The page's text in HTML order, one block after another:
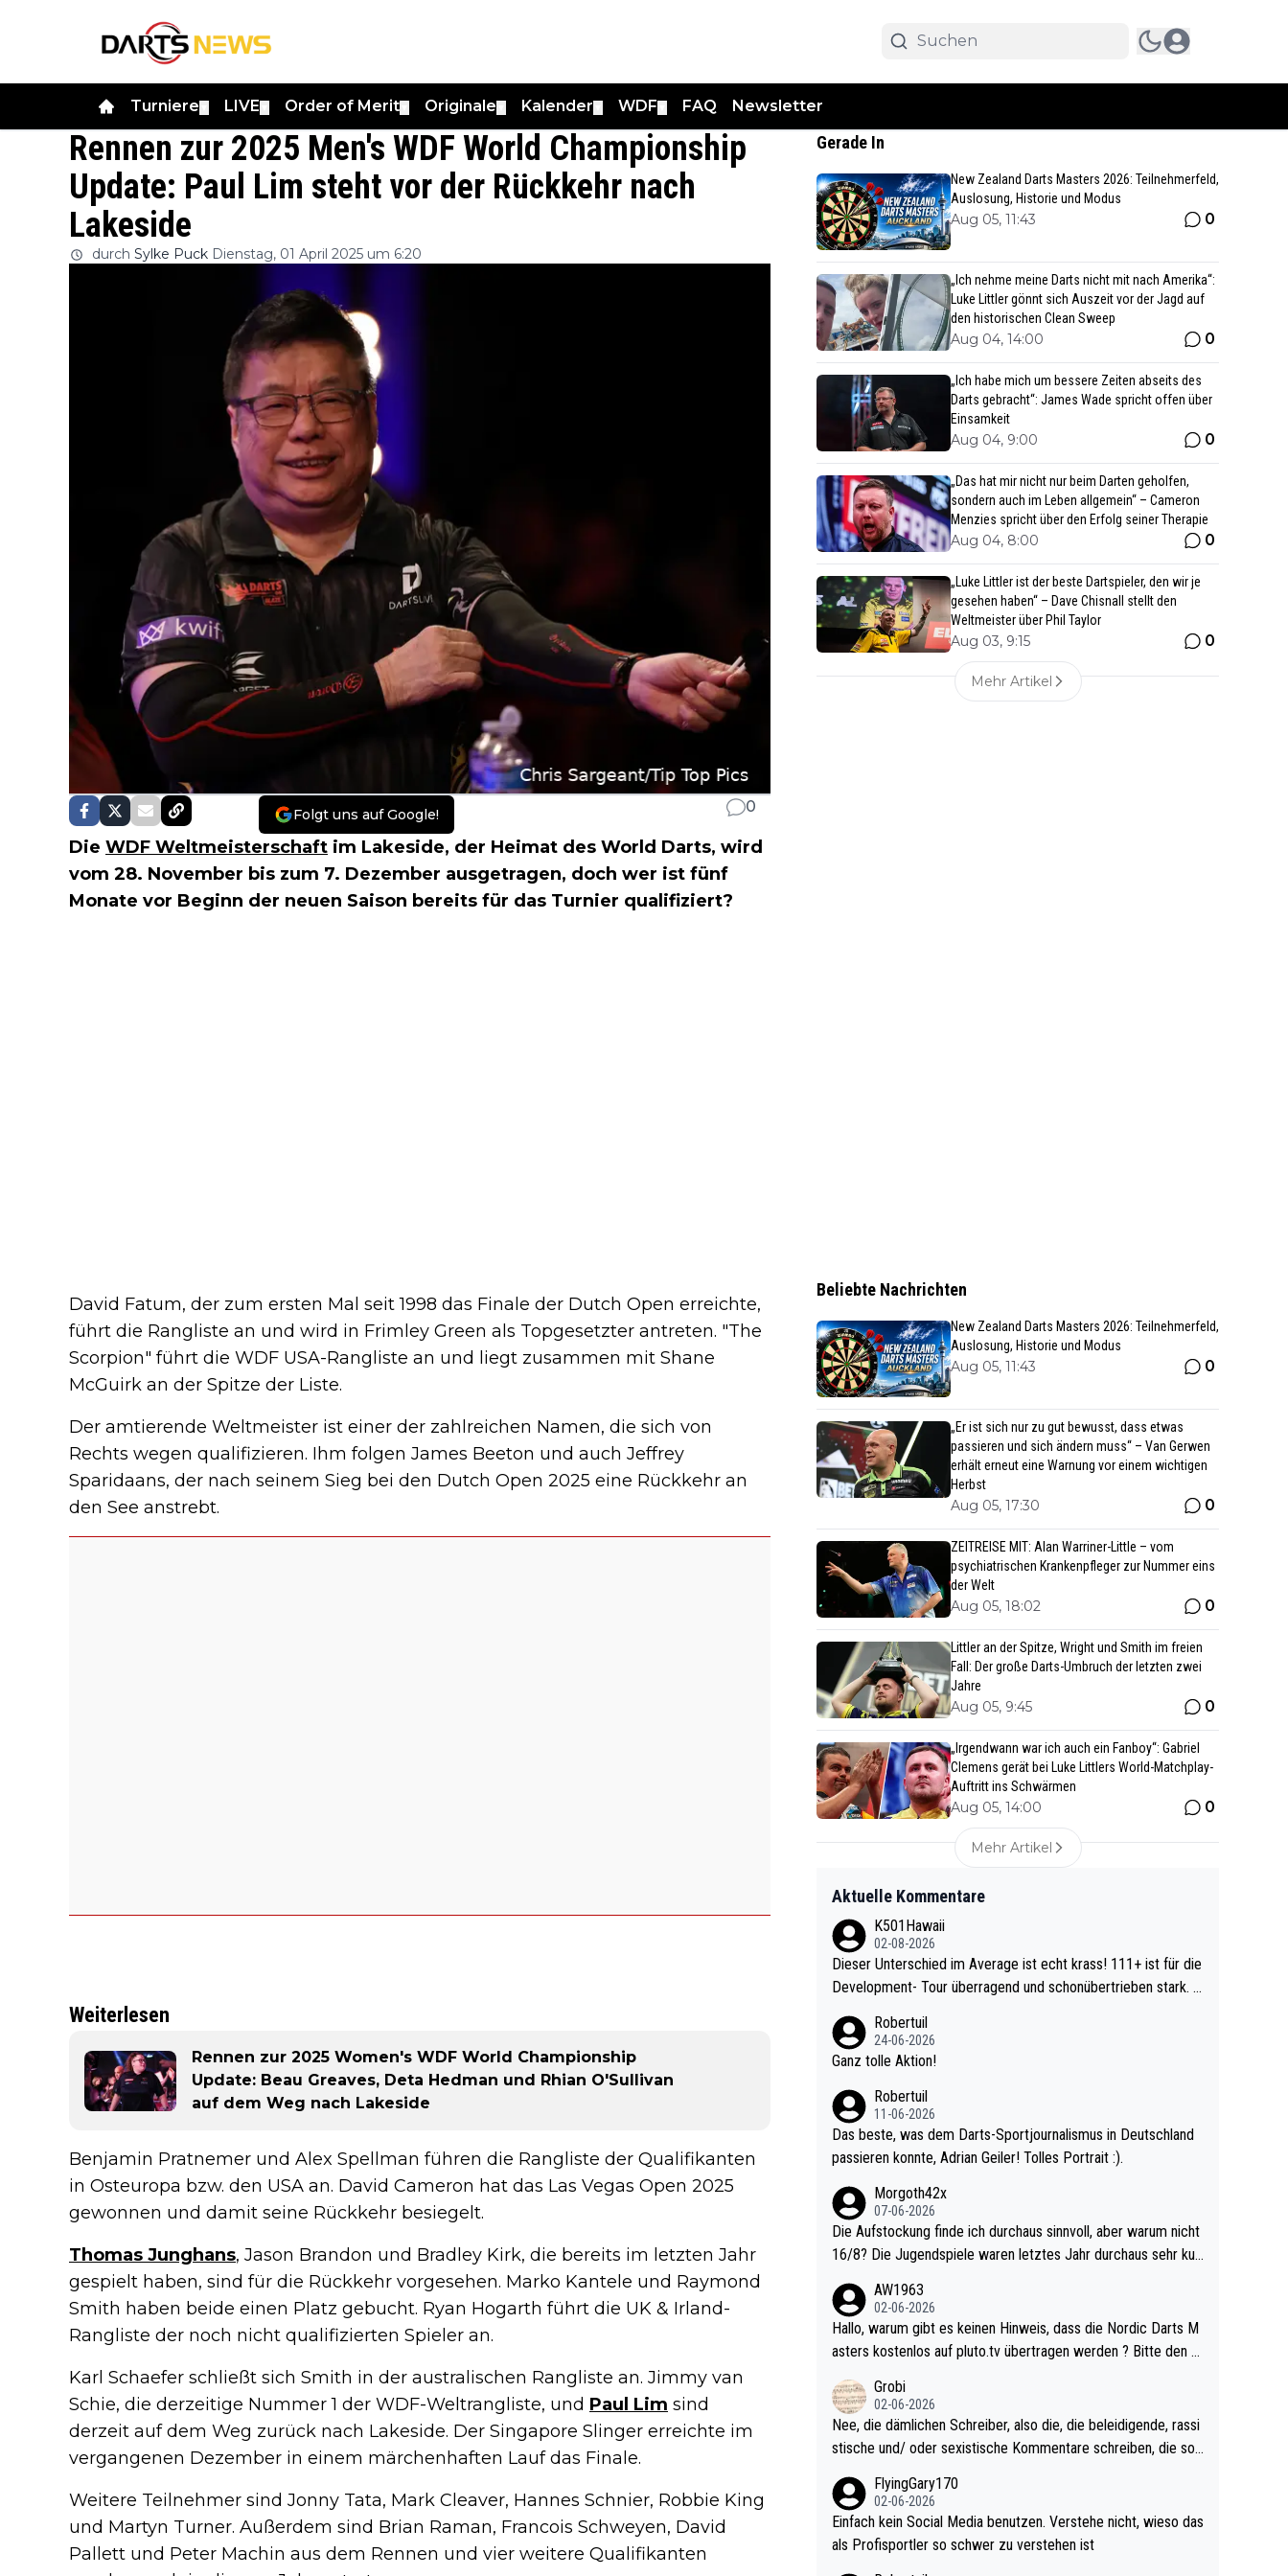
Turniere LIVE Order of Merit Originale Kalender WDF FAQ Newsletter
Rennen zur 2025 Men's WDF World Championship
Update: Paul Lim steht vor der Rückkehr nach
Lakeside
durch Sylke Puck Dienstag, 01 April 2025 um 6:20
Folgt uns auf Google! 0
Die WDF Weltmeisterschaft im Lakeside, der Heimat des World Darts, wird
vom 28. November bis zum 7. Dezember ausgetragen, doch wer ist fünf
Monate vor Beginn der neuen Saison bereits für das Turnier qualifiziert?
David Fatum, der zum ersten Mal seit 1998 das Finale der Dutch Open erreichte,
führt die Rangliste an und wird in Frimley Green als Topgesetzter antreten. "The
Scorpion" führt die WDF USA-Rangliste an und liegt zusammen mit Shane
McGuirk an der Spitze der Liste.
Der amtierende Weltmeister ist einer der zahlreichen Namen, die sich von
Rechts wegen qualifizieren. Ihm folgen James Beeton und auch Jeffrey
Sparidaans, der nach seinem Sieg bei den Dutch Open 2025 eine Rückkehr an
den See anstrebt.
Weiterlesen
Rennen zur 2025 Women's WDF World Championship
Update: Beau Greaves, Deta Hedman und Rhian O'Sullivan
auf dem Weg nach Lakeside
Benjamin Pratnemer und Alex Spellman führen die Rangliste der Qualifikanten
in Osteuropa bzw. den USA an. David Cameron hat das Las Vegas Open 2025
gewonnen und damit seine Rückkehr besiegelt.
Thomas Junghans, Jason Brandon und Bradley Kirk, die bereits im letzten Jahr
gespielt haben, sind für die Rückkehr vorgesehen. Marko Kantele und Raymond
Smith haben beide einen Platz gebucht. Ryan Hogarth führt die UK & Irland-
Rangliste der noch nicht qualifizierten Spieler an.
Karl Schaefer schließt sich Smith in der australischen Rangliste an. Jimmy van
Schie, die derzeitige Nummer 1 der WDF-Weltrangliste, und Paul Lim sind
derzeit auf dem Weg zurück nach Lakeside. Der Singapore Slinger erreichte im
vergangenen Dezember in einem märchenhaften Lauf das Finale.
Weitere Teilnehmer sind Jonny Tata, Mark Cleaver, Hannes Schnier, Robbie King
und Martyn Turner. Außerdem sind Brian Raman, Francois Schweyen, David
Pallett und Peter Machin aus dem Rennen und vier weitere Qualifikanten
Gerade In
New Zealand Darts Masters 2026: Teilnehmerfeld,
Auslosung, Historie und Modus
Aug 05, 11:43 0
„Ich nehme meine Darts nicht mit nach Amerika“:
Luke Littler gönnt sich Auszeit vor der Jagd auf
den historischen Clean Sweep
Aug 04, 14:00 0
„Ich habe mich um bessere Zeiten abseits des
Darts gebracht“: James Wade spricht offen über
Einsamkeit
Aug 04, 9:00 0
„Das hat mir nicht nur beim Darten geholfen,
sondern auch im Leben allgemein“ – Cameron
Menzies spricht über den Erfolg seiner Therapie
Aug 04, 8:00 0
„Luke Littler ist der beste Dartspieler, den wir je
gesehen haben“ – Dave Chisnall stellt den
Weltmeister über Phil Taylor
Aug 03, 9:15 0
Mehr Artikel
Beliebte Nachrichten
New Zealand Darts Masters 2026: Teilnehmerfeld,
Auslosung, Historie und Modus
Aug 05, 11:43 0
„Er ist sich nur zu gut bewusst, dass etwas
passieren und sich ändern muss“ – Van Gerwen
erhält erneut eine Warnung vor einem wichtigen
Herbst
Aug 05, 17:30 0
ZEITREISE MIT: Alan Warriner-Little – vom
psychiatrischen Krankenpfleger zur Nummer eins
der Welt
Aug 05, 18:02 0
Littler an der Spitze, Wright und Smith im freien
Fall: Der große Darts-Umbruch der letzten zwei
Jahre
Aug 05, 9:45 0
„Irgendwann war ich auch ein Fanboy“: Gabriel
Clemens gerät bei Luke Littlers World-Matchplay-
Auftritt ins Schwärmen
Aug 05, 14:00 0
Mehr Artikel
Aktuelle Kommentare
K501Hawaii
02-08-2026
Dieser Unterschied im Average ist echt krass! 111+ ist für die
Development- Tour überragend und schonübertrieben stark. U
e mal 40+ erst recht. Da gewinnst keinen Blumentopf - ist ja n
och krasser wie ein Pokalspiel eines Kreisligisten vs einem Bu
Robertuil
24-06-2026
Ganz tolle Aktion!
Robertuil
11-06-2026
Das beste, was dem Darts-Sportjournalismus in Deutschland
passieren konnte, Adrian Geiler! Tolles Portrait :).
Morgoth42x
07-06-2026
Die Aufstockung finde ich durchaus sinnvoll, aber warum nicht
16/8? Die Jugendspiele waren letztes Jahr durchaus sehr kur
l. Allerdings ist Mitchell Lawrie als Nummer 1 der Welt eh quali
fiziert. Somit ändert die automatische Qualifikation des Weltm
eisters erstmal nichts. Ich denke sie wollen damit für nächste
d wohl wenig WDF Turniere spielen. Dies war bei Archie Self l
etztes Jahr der Fall. Er musste als amtierender Weltmeister d
urch den Qualifier und ich glaube kaum, dass Mitchel sich das
(in Vegas) antun würde, wenn er doch eigentlich die PDC-WM
als Ziel hat.
AW1963
02-06-2026
Hallo, warum gibt es keinen Hinweis, dass die Nordic Darts M
asters kostenlos auf pluto.tv übertragen werden ? Bitte den A
Grobi
02-06-2026
Nee, die dämlichen Schreiber, also die, die beleidigende, rassi
stische und/ oder sexistische Kommentare schreiben, die soll
nes Leben in den Griff kriegen. Nur eins wundert mich: Luke Li
ttler war doch neulich erst derjenige, der über Social Media G
vV provoziert hat. Und Littlers Mutter schießt öfters mal gege
FlyingGary170
02-06-2026
Einfach kein Social Media benutzen. Verstehe nicht, wieso das
als Profisportler so schwer zu verstehen ist